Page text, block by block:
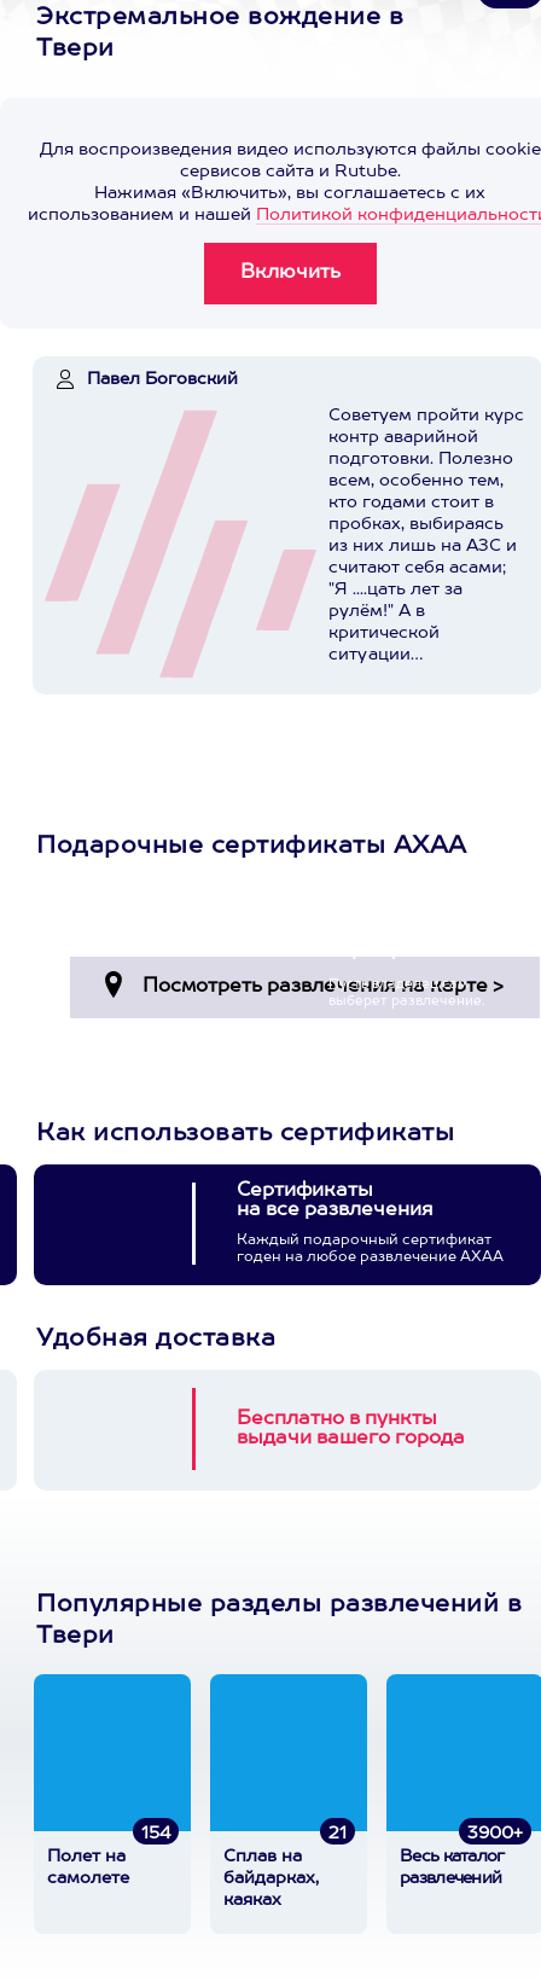
Экстремальное вождение в
Твери
Для воспроизведения видео используются файлы cookie
сервисов сайта и Rutube.
Нажимая «Включить», вы соглашаетесь с их
использованием и нашей Политикой
Павел Боговский
Советуем пройти курс
контр аварийной
подготовки. Полезно
всем, особенно тем,
кто годами стоит в
пробках, выбираясь
из них лишь на АЗС и
считают себя асами;
"Я ....цать лет за
рулём!" А в
критической
ситуации
подход, хорошая база
Подарочные сертификаты АХАА
Пусть владелец сам
выберет развлечение.
Как использовать сертификаты
Сертификаты
на все развлечения
Каждый подарочный сертификат
годен на любое развлечение АХАА
Удобная доставка
Бесплатно в пункты
выдачи вашего города
Популярные разделы развлечений в
Твери
154
Полет на
самолете
21
Сплав на
байдарках,
каяках
3900+
Весь каталог
развлечений